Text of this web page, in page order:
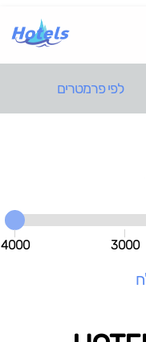
לפי פרמטרים
3000
4000